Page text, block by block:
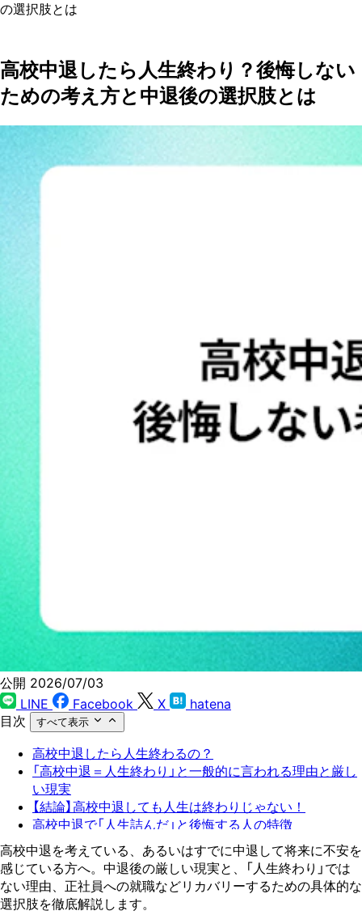
の選択肢とは
高校中退したら人生終わり？後悔しない
ための考え方と中退後の選択肢とは
公開 2026/07/03
LINE
Facebook X
hatena
目次
すべて表示
高校中退したら人生終わるの？
「高校中退＝人生終わり」と一般的に言われる理由と厳し
い現実
【結論】高校中退しても人生は終わりじゃない！
高校中退で「人生詰んだ」と後悔する人の特徴
高校中退を「正しい決断」にするために必要な考え方
高校中退後の具体的な4つの選択肢
高校中退から正社員を目指せる？
高校中退から正社員に挑戦するコツ
高校中退を考えている、あるいはすでに中退して将来に不安を
感じている方へ。中退後の厳しい現実と、「人生終わり」では
ない理由、正社員への就職などリカバリーするための具体的な
選択肢を徹底解説します。